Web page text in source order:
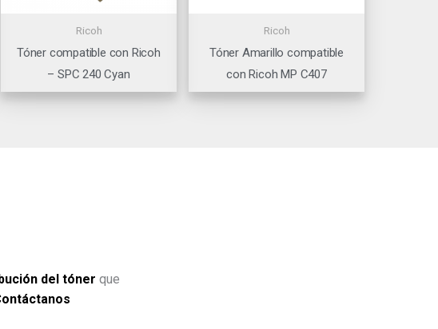
Ricoh
Tóner compatible con Ricoh
– SPC 240 Cyan
Ricoh
Tóner Amarillo compatible
con Ricoh MP C407
del tóner que